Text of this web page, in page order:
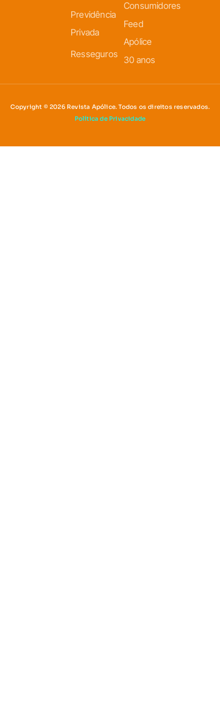
Previdência
Privada
Resseguros
Consumidores
Feed
Apólice
30 anos
Copyright © 2026 Revista Apólice. Todos os direitos reservados.
Política de Privacidade